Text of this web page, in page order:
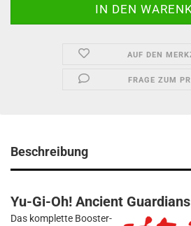
AUF DEN
FRAGE ZUM
Beschreibung
Yu-Gi-Oh! Ancient
Das komplette Booster-